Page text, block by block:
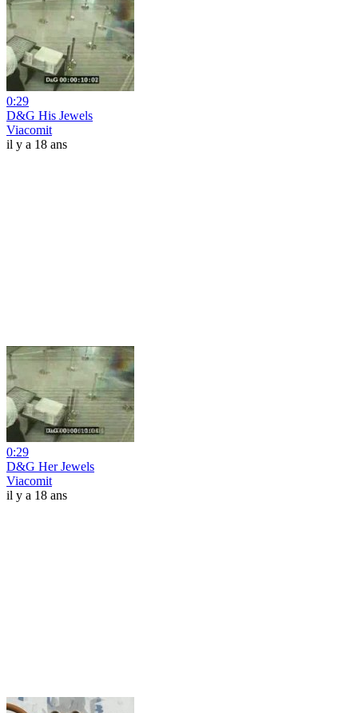
0:29
D&G His Jewels
Viacomit
il y a 18 ans
0:29
D&G Her Jewels
Viacomit
il y a 18 ans